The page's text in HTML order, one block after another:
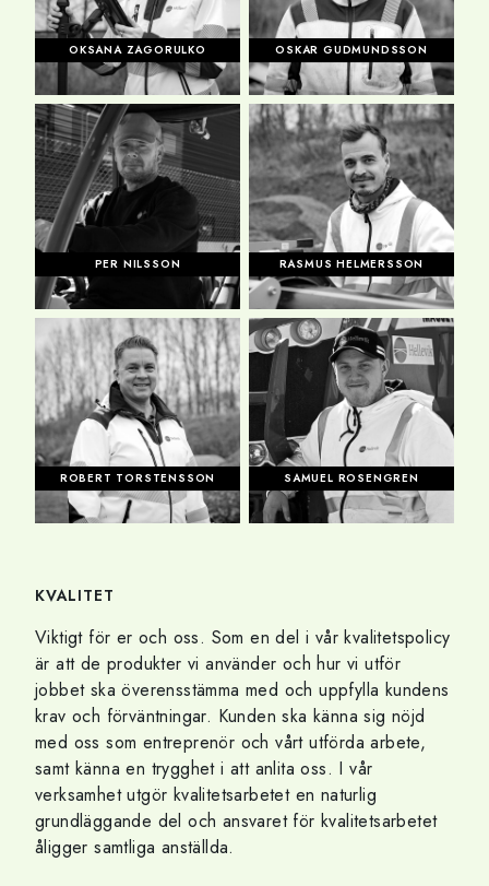
OKSANA ZAGORULKO OSKAR GUDMUNDSSON
PER NILSSON RASMUS HELMERSSON
ROBERT TORSTENSSON SAMUEL ROSENGREN
KVALITET
Viktigt för er och oss. Som en del i vår kvalitetspolicy
är att de produkter vi använder och hur vi utför
jobbet ska överensstämma med och uppfylla kundens
krav och förväntningar. Kunden ska känna sig nöjd
med oss som entreprenör och vårt utförda arbete,
samt känna en trygghet i att anlita oss. I vår
verksamhet utgör kvalitetsarbetet en naturlig
grundläggande del och ansvaret för kvalitetsarbetet
åligger samtliga anställda.